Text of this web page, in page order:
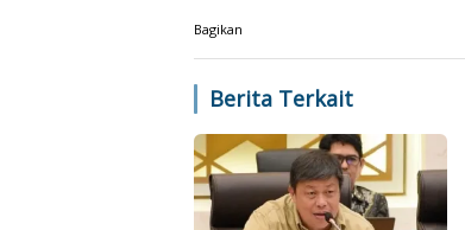
Bagikan
Berita Terkait